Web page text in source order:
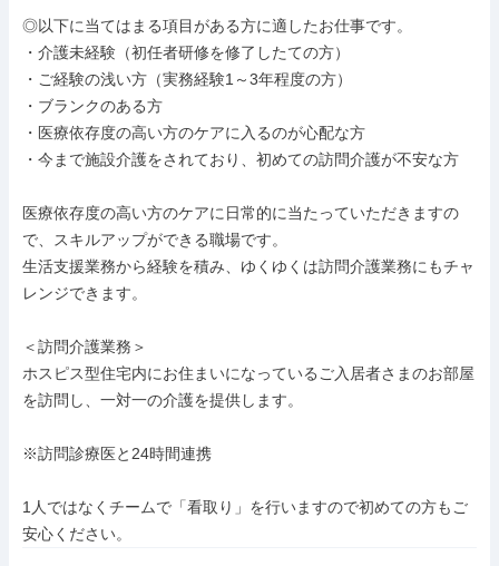
◎以下に当てはまる項目がある方に適したお仕事です。
・介護未経験（初任者研修を修了したての方）
・ご経験の浅い方（実務経験1～3年程度の方）
・ブランクのある方
・医療依存度の高い方のケアに入るのが心配な方
・今まで施設介護をされており、初めての訪問介護が不安な方
医療依存度の高い方のケアに日常的に当たっていただきますの
で、スキルアップができる職場です。
生活支援業務から経験を積み、ゆくゆくは訪問介護業務にもチャ
レンジできます。
＜訪問介護業務＞
ホスピス型住宅内にお住まいになっているご入居者さまのお部屋
を訪問し、一対一の介護を提供します。
※訪問診療医と24時間連携
1人ではなくチームで「看取り」を行いますので初めての方もご
安心ください。